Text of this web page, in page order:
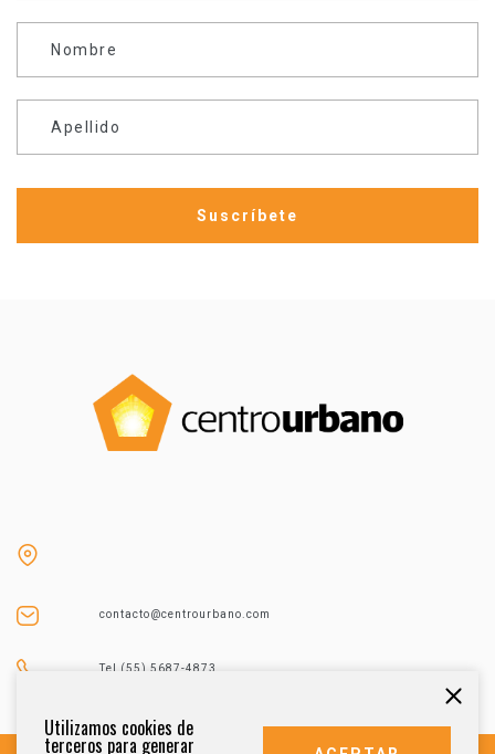
Nombre
Apellido
contacto@centrourbano.com
Tel (55) 5687-4873
Utilizamos cookies de
terceros para generar